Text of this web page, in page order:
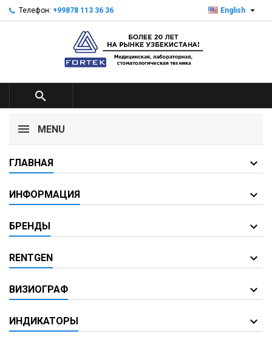
Телефон: +99878 113 36 36 English 

MENU
ГЛАВНАЯ
ИНФОРМАЦИЯ
БРЕНДЫ
RENTGEN
ВИЗИОГРАФ
ИНДИКАТОРЫ